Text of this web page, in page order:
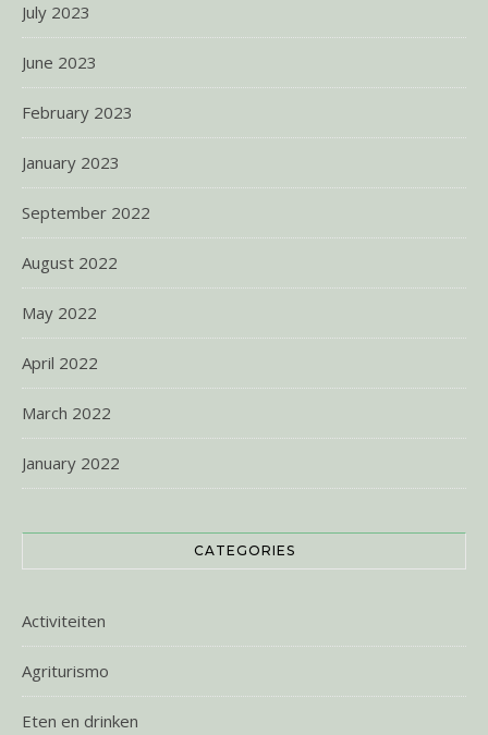
July 2023
June 2023
February 2023
January 2023
September 2022
August 2022
May 2022
April 2022
March 2022
January 2022
CATEGORIES
Activiteiten
Agriturismo
Eten en drinken